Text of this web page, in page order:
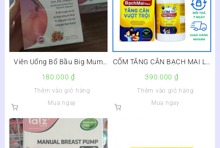
Viên Uống Bổ Bầu Big Mum
180.000₫
Thêm vào giỏ hàng
Mua ngay
CỐM TĂNG CÂN BẠCH MAI LỌ
Nam
390.000 ₫
Thêm vào giỏ hàng
Mua ngay